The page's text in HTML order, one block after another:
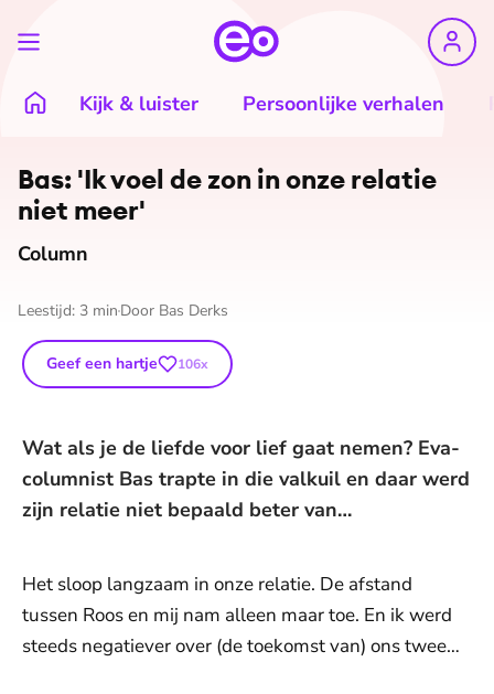
Kijk & luister Persoonlijke verhalen
Bas: 'Ik voel de zon in onze relatie
niet meer'
Column
Leestijd: 3 min Door Bas Derks
Geef een hartje 106x
Wat als je de liefde voor lief gaat nemen? Eva-
columnist Bas trapte in die valkuil en daar werd
zijn relatie niet bepaald beter van…
Het sloop langzaam in onze relatie. De afstand
tussen Roos en mij nam alleen maar toe. En ik werd
steeds negatiever over (de toekomst van) ons twee…